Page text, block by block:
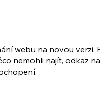
webu na novou verzi.
nemohli najít, odkaz